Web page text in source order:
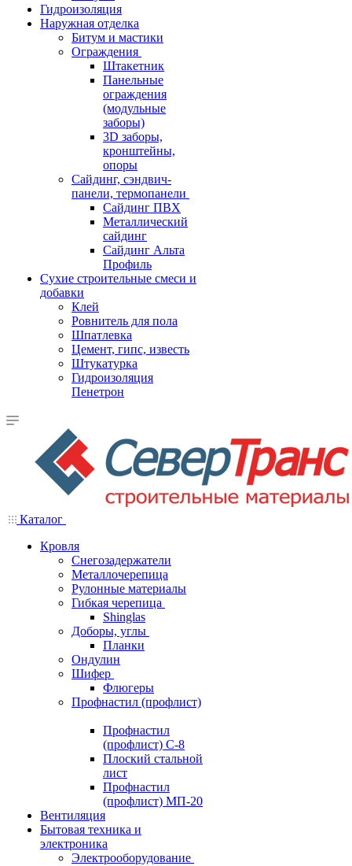
Гидроизоляция
Наружная отделка
Битум и мастики
Ограждения
Штакетник
Панельные
ограждения
(модульные
заборы)
3D заборы,
кронштейны,
опоры
Cайдинг, сэндвич-
панели, термопанели
Сайдинг ПВХ
Металлический
сайдинг
Сайдинг Альта
Профиль
Сухие строительные смеси и
добавки
Клей
Ровнитель для пола
Шпатлевка
Цемент, гипс, известь
Штукатурка
Гидроизоляция
Пенетрон
Каталог
Кровля
Снегозадержатели
Металлочерепица
Рулонные материалы
Гибкая черепица
Shinglas
Доборы, углы
Планки
Ондулин
Шифер
Флюгеры
Профнастил (профлист)
Профнастил
(профлист) С-8
Плоский стальной
лист
Профнастил
(профлист) МП-20
Вентиляция
Бытовая техника и
электроника
Электрооборудование